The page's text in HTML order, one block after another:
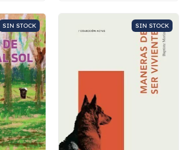
SIN STOCK SIN STOCK